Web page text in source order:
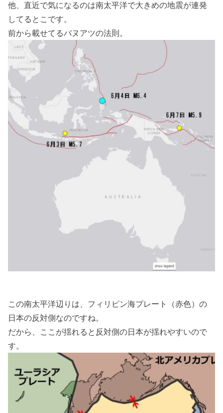
他、直近で気になるのは南太平洋で大きめの地震が連発
してるとこです。
前から載せてるバヌアツの法則。
この南太平洋辺りは、フィリピン海プレート（赤色）の
日本の反対側なのですね。
だから、ここが揺れると反対側の日本が揺れやすいので
す。